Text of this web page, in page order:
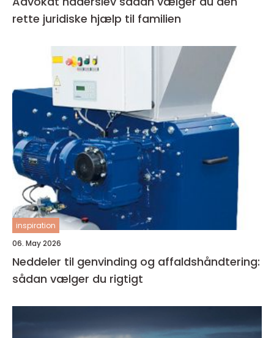
rette juridiske hjælp til familien
inspiration
06. May 2026
Neddeler til genvinding og affaldshåndtering:
sådan vælger du rigtigt